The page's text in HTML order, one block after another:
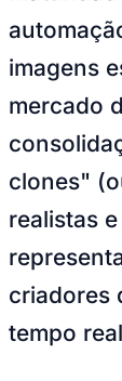
Mundial
Times - Ir direto
imagens
mercado
clones"
realistas
criadores
tempo